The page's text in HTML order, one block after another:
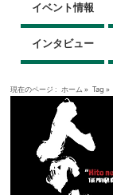
イベント情報
インタビュー
現在のページ : ホーム » Tag »